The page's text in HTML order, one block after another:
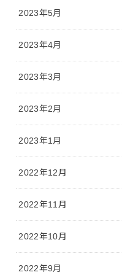
2023年5月
2023年4月
2023年3月
2023年2月
2023年1月
2022年12月
2022年11月
2022年10月
2022年9月